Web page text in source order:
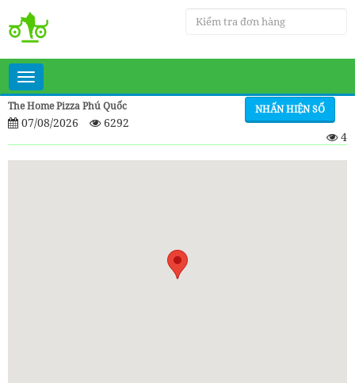
Toggle
navigation
The Home Pizza Phú Quốc
07/08/2026 6292
NHẤN HIỆN SỐ
4